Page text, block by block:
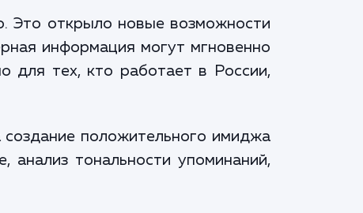
Это открыло новые возможности
информация могут мгновенно
для тех, кто работает в России,
создание положительного имиджа
тональности упоминаний,